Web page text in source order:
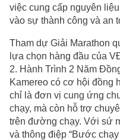
việc cung cấp nguyên
vào sự thành công và an
Tham dự Giải Marathon
lựa chọn hàng đầu của
2. Hành Trình 2 Năm
Kamereo có cơ hội đồng
chỉ là đơn vị cung ứng
chạy, mà còn hỗ trợ
trên đường chạy. Với sứ
và thông điệp “Bước